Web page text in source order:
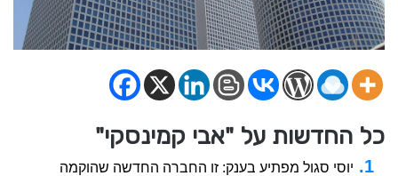
כל החדשות על "אבי קמינסקי"
יוסי סגול מפתיע בענק: זו החברה החדשה שהוקמה